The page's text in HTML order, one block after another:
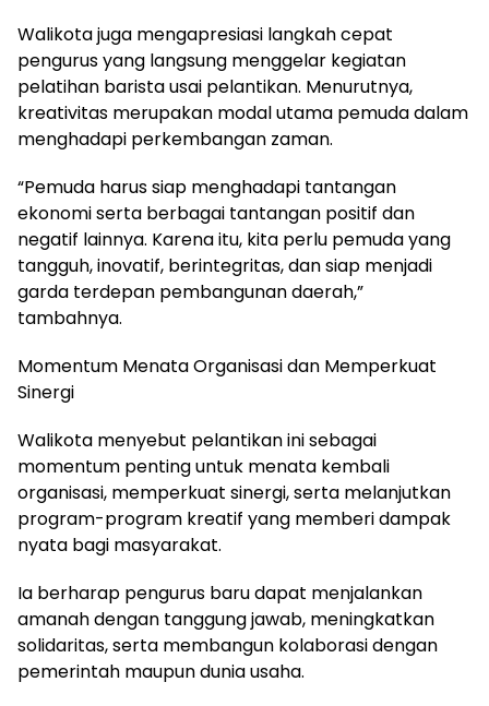
Walikota juga mengapresiasi langkah cepat
pengurus yang langsung menggelar kegiatan
pelatihan barista usai pelantikan. Menurutnya,
kreativitas merupakan modal utama pemuda dalam
menghadapi perkembangan zaman.
“Pemuda harus siap menghadapi tantangan
ekonomi serta berbagai tantangan positif dan
negatif lainnya. Karena itu, kita perlu pemuda yang
tangguh, inovatif, berintegritas, dan siap menjadi
garda terdepan pembangunan daerah,”
tambahnya.
Momentum Menata Organisasi dan Memperkuat
Sinergi
Walikota menyebut pelantikan ini sebagai
momentum penting untuk menata kembali
organisasi, memperkuat sinergi, serta melanjutkan
program-program kreatif yang memberi dampak
nyata bagi masyarakat.
Ia berharap pengurus baru dapat menjalankan
amanah dengan tanggung jawab, meningkatkan
solidaritas, serta membangun kolaborasi dengan
pemerintah maupun dunia usaha.